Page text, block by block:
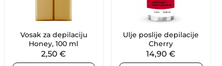
Vosak za depilaciju
Honey, 100 ml
2,50€
Ulje poslije depilacije
Cherry
14,90€